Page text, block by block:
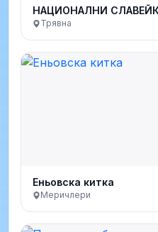
НАЦИОНАЛНИ
Трявна
Еньовска китка
Меричлери